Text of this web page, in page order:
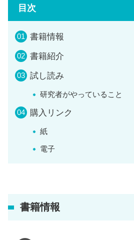
目次
書籍情報
書籍紹介
試し読み
研究者がやっていること
購入リンク
紙
電子
書籍情報